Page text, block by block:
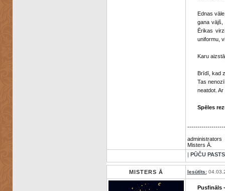
Ednas
gana vājš,
Ērikas
uniformu,
Karu
Brīdī, kad
Tas
neatdot.
Spēles
administrators
Misters Ā.
| PŪČU PASTS
MISTERS Ā Iesūtīts:
Pusfināls